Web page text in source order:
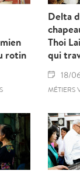
de chefs-
culturelle
peuple
rotin
Delta
Thoi
qui
18/
MÉTIERS